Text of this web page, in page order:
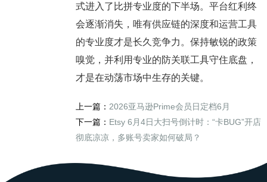
式进入了比拼专业度的下半场。平台红利终
会逐渐消失，唯有供应链的深度和运营工具
的专业度才是长久竞争力。保持敏锐的政策
嗅觉，并利用专业的防关联工具守住底盘，
才是在动荡市场中生存的关键。
上一篇： 2026亚马逊Prime会员日定档6月
下一篇： Etsy 6月4日大扫号倒计时：“卡BUG”开店
彻底凉凉，多账号卖家如何破局？